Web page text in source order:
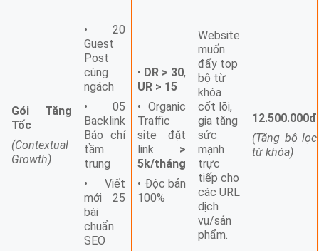
Gói Tăng
Tốc
(Contextual
Growth)
• 20
Guest
Post
cùng
ngách
• 05
Backlink
Báo chí
tầm
trung
• Viết
mới 25
bài
chuẩn
SEO
• DR > 30,
UR > 15
• Organic
Traffic
site đặt
link >
5k/tháng
• Độc bản
100%
Website
muốn
đẩy top
bộ từ
khóa
cốt lõi,
gia tăng
sức
mạnh
trực
tiếp cho
các URL
dịch
vụ/sản
phẩm.
12.500.000đ
(Tặng bộ lọc
từ khóa)